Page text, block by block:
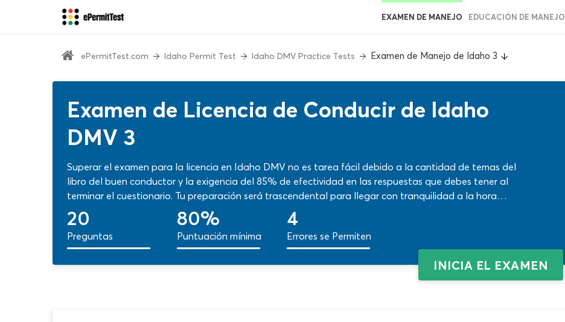
EXAMEN DE MANEJO EDUCACIÓN DE MANEJO
ePermitTest.com Idaho Permit Test Idaho DMV Practice Tests Examen de Manejo de Idaho 3
Examen de Licencia de Conducir de Idaho
DMV 3
Superar el examen para la licencia en Idaho DMV no es tarea fácil debido a la cantidad de temas del
libro del buen conductor y la exigencia del 85% de efectividad en las respuestas que debes tener al
terminar el cuestionario. Tu preparación será trascendental para llegar con tranquilidad a la hora
señalada y esta práctica online sin costo te ofrece excelentes condiciones para trabajar en ese
sentido. ¡Impulsa tus habilidades con preguntas reales y herramientas de aprendizaje!
20
Preguntas
80%
Puntuación mínima
4
Errores se Permiten
INICIA EL EXAMEN